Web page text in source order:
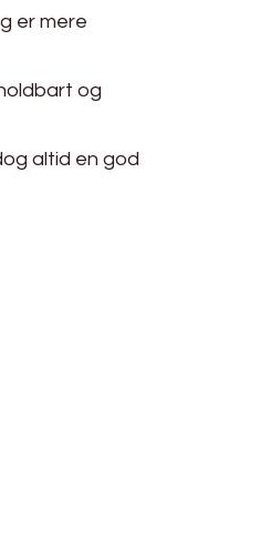
er mere
og
altid en god